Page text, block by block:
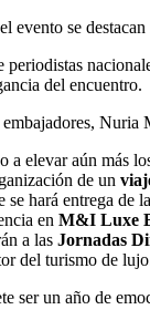
evento se
periodistas
del encuentro.
elevar aún más
de un
se hará entrega de
en M&I Luxe
a las Jornadas
del turismo de
ser un año de